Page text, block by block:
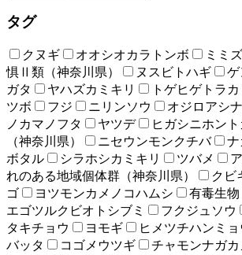
タグ
クヌギ オオシオカラトンボ ミミズ
惧Ⅱ類（神奈川県）
ヌスビトハギ ゲ
ガタ
ヤハズカミキリ トゲヒゲトラカ
ツボ
フジ ニリンソウ オジロアシ
ノカマノフタ
ヤツデ ヒガシニホン
（神奈川県）
ニセウンモンクチバ ナ
ボタル
シラホシカミキリ ツバメ
れのある地域個体群（神奈川県）
クビ
ゴ
ヨツモンカメノコハムシ 有毒生物
エゴツルクビオトシブミ
フクジュソウ
タキチョウ
ヨモギ ヒメツチハンミョ
バッタ
コゴメウツギ チャモンナガカ